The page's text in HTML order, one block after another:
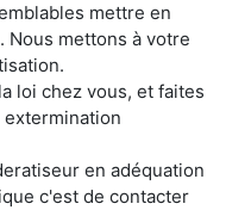
mettre en
mettons à votre
loi chez vous, et faites
extermination
en adéquation
c'est de contacter